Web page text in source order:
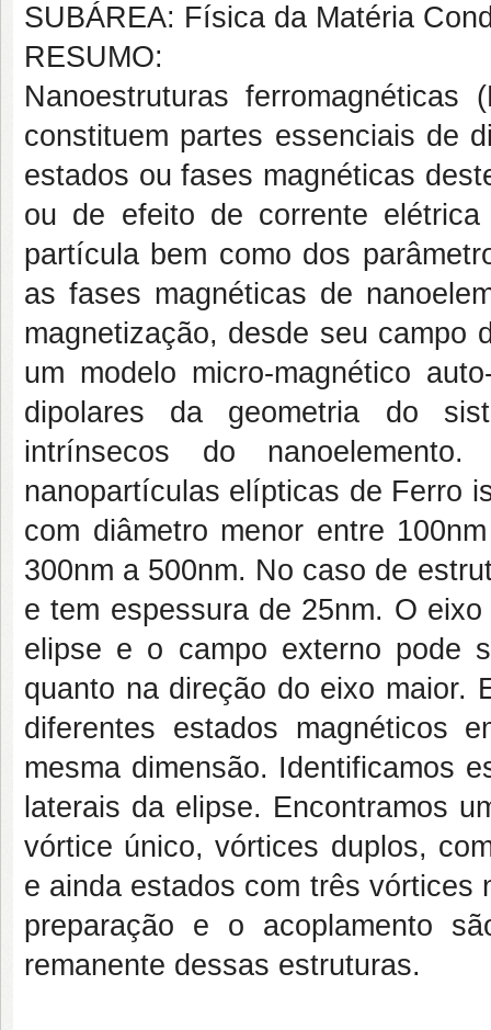
SUBÁREA: Física da Matéria
RESUMO:
Nanoestruturas
constituem partes essenciais de
estados ou fases magnéticas
ou de efeito de corrente
partícula bem como dos
as fases magnéticas de
magnetização, desde seu campo
um modelo micro-magnético
dipolares da geometria do
intrínsecos do
nanopartículas elípticas de Ferro
com diâmetro menor entre
300nm a 500nm. No caso de
e tem espessura de 25nm. O
elipse e o campo externo pode
quanto na direção do eixo maior.
diferentes estados magnéticos
mesma dimensão. Identificamos
laterais da elipse. Encontramos
vórtice único, vórtices duplos,
e ainda estados com três vórtices
preparação e o acoplamento
remanente dessas estruturas.